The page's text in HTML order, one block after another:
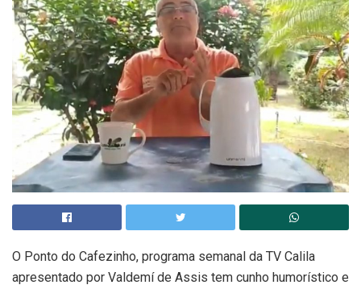
O Ponto do Cafezinho, programa semanal da TV Calila
apresentado por Valdemí de Assis tem cunho humorístico e